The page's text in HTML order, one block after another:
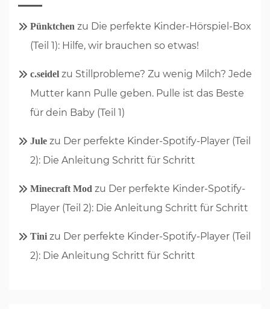
Pünktchen zu Die perfekte Kinder-Hörspiel-Box
(Teil 1): Hilfe, wir brauchen so etwas!
c.seidel zu Stillprobleme? Zu wenig Milch? Jede
Mutter kann Pulle geben. Pulle ist das Beste
für dein Baby (Teil 1)
Jule zu Der perfekte Kinder-Spotify-Player (Teil
2): Die Anleitung Schritt für Schritt
Minecraft Mod zu Der perfekte Kinder-Spotify-
Player (Teil 2): Die Anleitung Schritt für Schritt
Tini zu Der perfekte Kinder-Spotify-Player (Teil
2): Die Anleitung Schritt für Schritt